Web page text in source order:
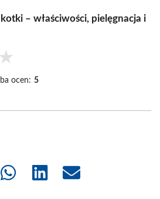
– właściwości, pielęgnacja i
★
ocen: 5
Share
Share
Share